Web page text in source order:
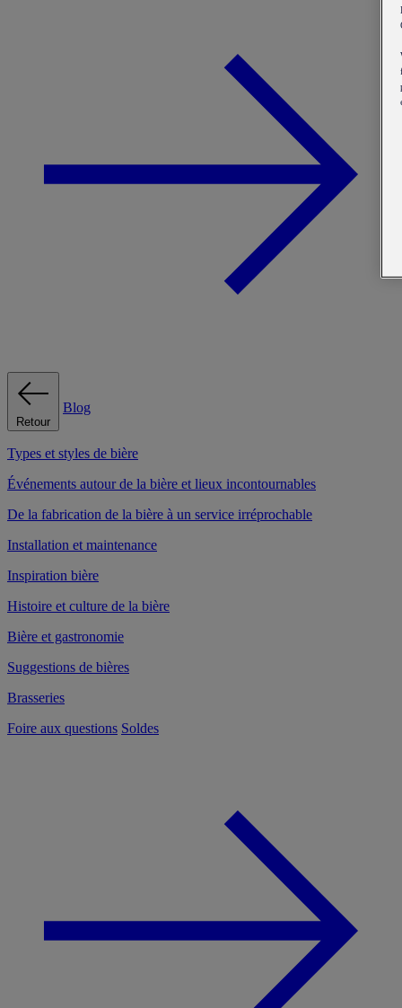
Retour
Blog
Types et styles de bière
Événements autour de la bière et lieux incontournables
De la fabrication de la bière à un service irréprochable
Installation et maintenance
Inspiration bière
Histoire et culture de la bière
Bière et gastronomie
Suggestions de bières
Brasseries
Foire aux questions Soldes